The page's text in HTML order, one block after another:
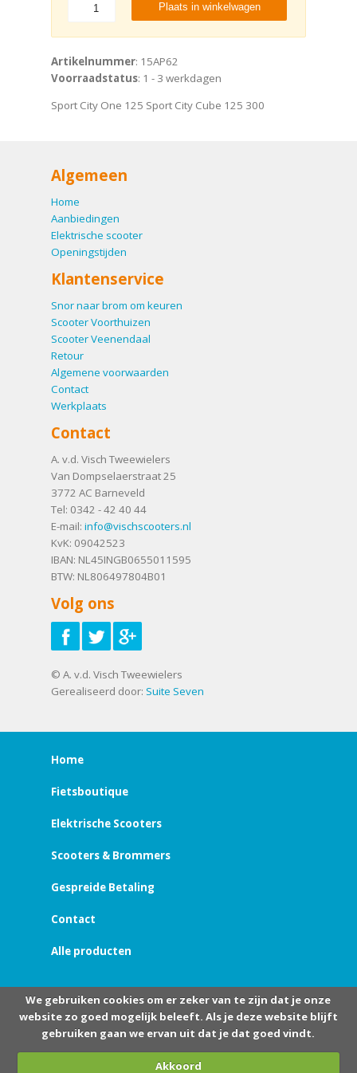
Plaats in winkelwagen
Artikelnummer: 15AP62
Voorraadstatus: 1 - 3 werkdagen
Sport City One 125 Sport City Cube 125 300
Algemeen
Home
Aanbiedingen
Elektrische scooter
Openingstijden
Klantenservice
Snor naar brom om keuren
Scooter Voorthuizen
Scooter Veenendaal
Retour
Algemene voorwaarden
Contact
Werkplaats
Contact
A. v.d. Visch Tweewielers
Van Dompselaerstraat 25
3772 AC Barneveld
Tel: 0342 - 42 40 44
E-mail: info@vischscooters.nl
KvK: 09042523
IBAN: NL45INGB0655011595
BTW: NL806497804B01
Volg ons
© A. v.d. Visch Tweewielers
Gerealiseerd door: Suite Seven
Home
Fietsboutique
Elektrische Scooters
Scooters & Brommers
Gespreide Betaling
Contact
Alle producten
We gebruiken cookies om er zeker van te zijn dat je onze
website zo goed mogelijk beleeft. Als je deze website blijft
gebruiken gaan we ervan uit dat je dat goed vindt.
Akkoord